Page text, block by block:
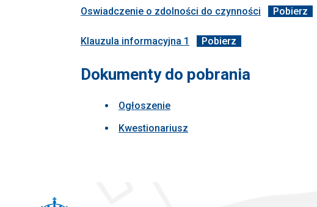
Oswiadczenie o zdolności do czynności Pobierz
Klauzula informacyjna 1 Pobierz
Dokumenty do pobrania
Ogłoszenie
Kwestionariusz